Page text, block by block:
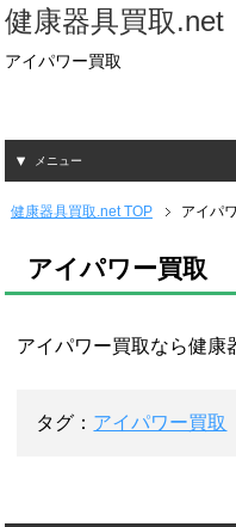
健康器具買取.net
アイパワー買取
メニュー
健康器具買取.net TOP アイパ
アイパワー買取
アイパワー買取なら健康
タグ： アイパワー買取